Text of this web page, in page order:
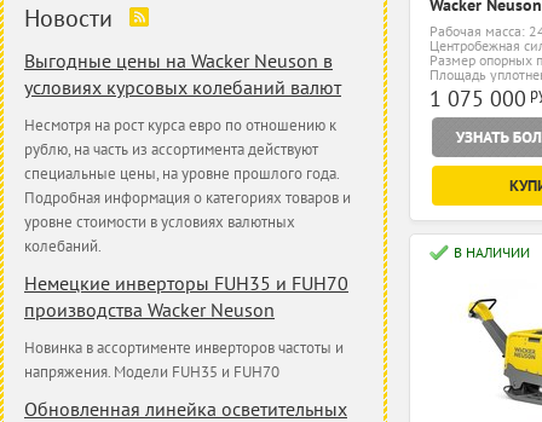
Новости
Выгодные цены на Wacker Neuson в
условиях курсовых колебаний валют
Несмотря на рост курса евро по отношению к
рублю, на часть из ассортимента действуют
специальные цены, на уровне прошлого года.
Подробная информация о категориях товаров и
уровне стоимости в условиях валютных
колебаний.
Немецкие инверторы FUH35 и FUH70
производства Wacker Neuson
Новинка в ассортименте инверторов частоты и
напряжения. Модели FUH35 и FUH70
Обновленная линейка осветительных
Wacker
Рабочая масса:
Центробежная
Размер опорных
мм
Площадь
1 075 000
В НАЛИЧИИ